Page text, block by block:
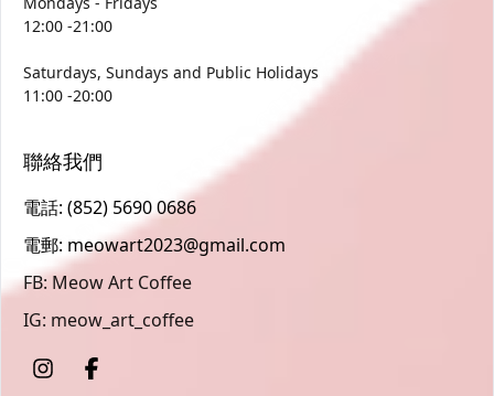
12:00 -21:00
Saturdays, Sundays and Public Holidays
11:00 -20:00
聯絡我們
電話: (852) 5690 0686
電郵: meowart2023@gmail.com
FB: Meow Art Coffee
IG: meow_art_coffee